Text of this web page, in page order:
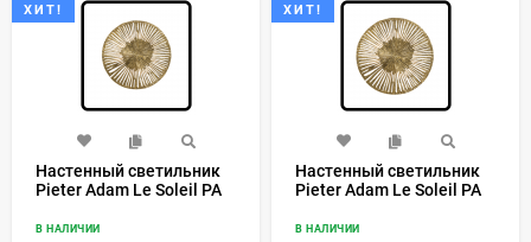
ХИТ!
Настенный светильник
Pieter Adam Le Soleil PA
В НАЛИЧИИ
ХИТ!
Настенный светильник
Pieter Adam Le Soleil PA
В НАЛИЧИИ